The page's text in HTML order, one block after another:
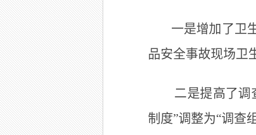
一是增加了卫
品安全事故现场卫
二是提高了调
制度”调整为“调查